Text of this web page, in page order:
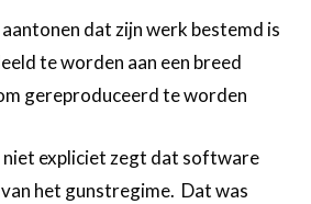
dat zijn werk bestemd is
te worden aan een breed
gereproduceerd te worden
expliciet zegt dat software
het gunstregime. Dat was